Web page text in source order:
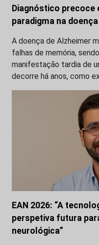
Diagnóstico precoce
paradigma na
A doença de Alzheimer
falhas de memória,
manifestação tardia de
decorre há anos, como
EAN 2026: “A
perspetiva futura
neurológica”